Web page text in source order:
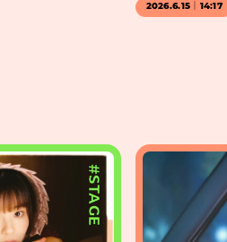
2026.6.15｜14:17
#STAGE